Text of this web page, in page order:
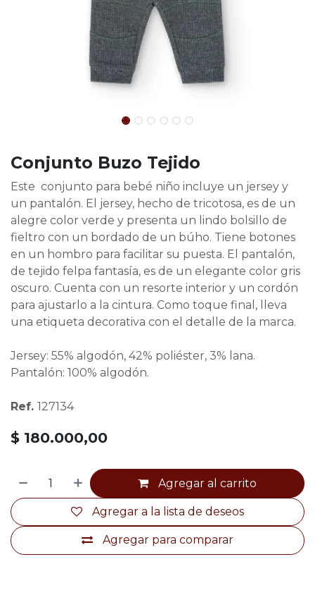
Conjunto Buzo Tejido
Este conjunto para bebé niño incluye un jersey y
un pantalón. El jersey, hecho de tricotosa, es de un
alegre color verde y presenta un lindo bolsillo de
fieltro con un bordado de un búho. Tiene botones
en un hombro para facilitar su puesta. El pantalón,
de tejido felpa fantasía, es de un elegante color gris
oscuro. Cuenta con un resorte interior y un cordón
para ajustarlo a la cintura. Como toque final, lleva
una etiqueta decorativa con el detalle de la marca.
Jersey: 55% algodón, 42% poliéster, 3% lana.
Pantalón: 100% algodón.
Ref. 127134
$ 180.000,00
Agregar al carrito
Agregar para comparar
Agregar a la lista de deseos